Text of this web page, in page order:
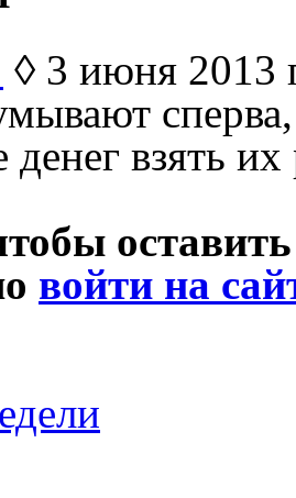
◊ 3 июня 2013
денег взять
войти на